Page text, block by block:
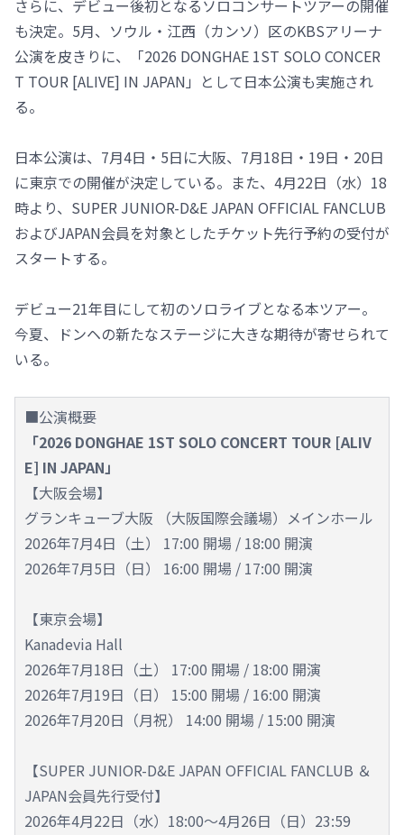
さらに、デビュー後初となるソロコンサートツアーの開催
も決定。5月、ソウル・江西（カンソ）区のKBSアリーナ
公演を皮きりに、「2026 DONGHAE 1ST SOLO CONCER
T TOUR [ALIVE] IN JAPAN」として日本公演も実施され
る。
日本公演は、7月4日・5日に大阪、7月18日・19日・20日
に東京での開催が決定している。また、4月22日（水）18
時より、SUPER JUNIOR-D&E JAPAN OFFICIAL FANCLUB
およびJAPAN会員を対象としたチケット先行予約の受付が
スタートする。
デビュー21年目にして初のソロライブとなる本ツアー。
今夏、ドンヘの新たなステージに大きな期待が寄せられて
いる。
■公演概要
「2026 DONGHAE 1ST SOLO CONCERT TOUR [ALIV
E] IN JAPAN」
【大阪会場】
グランキューブ大阪 （大阪国際会議場）メインホール
2026年7月4日（土） 17:00 開場 / 18:00 開演
2026年7月5日（日） 16:00 開場 / 17:00 開演
【東京会場】
Kanadevia Hall
2026年7月18日（土） 17:00 開場 / 18:00 開演
2026年7月19日（日） 15:00 開場 / 16:00 開演
2026年7月20日（月祝） 14:00 開場 / 15:00 開演
【SUPER JUNIOR-D&E JAPAN OFFICIAL FANCLUB ＆
JAPAN会員先行受付】
2026年4月22日（水）18:00～4月26日（日）23:59